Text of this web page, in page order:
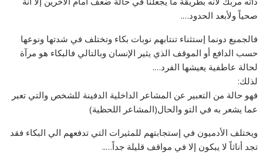
صحياً ولأبعد الحدود….
فالجميع دونما إستثناء تنتابهم نوبات بكاء وتختلف في شدتها ونوعها
حسب الدافع أو الموقف الذي يثير الإنسان وبالتالي فالبكاء هو مرآة
لحالة عاطفية يعيشها الفرد….
لذلك:
فهو حالة من التعبير عن المشاعر الداخلية الدفينة للشخص والتي تعبر
عما يشعر به في التو والحال(المشاعر اللحظية)
ويختلف الأدميون في إستجابتهم للمثيرات التي تدفعهم الي البكاء فقد
تجد أناثاً لا يبكون إلا في مواقف قليلة جداً…..